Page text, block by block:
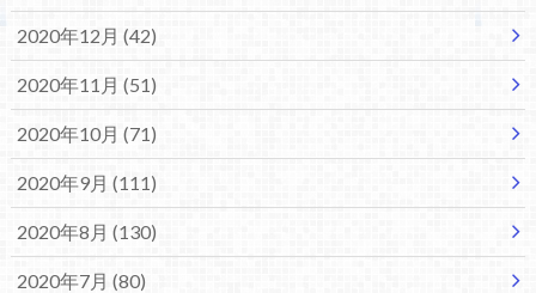
2020年12月 (42)
2020年11月 (51)
2020年10月 (71)
2020年9月 (111)
2020年8月 (130)
2020年7月 (80)